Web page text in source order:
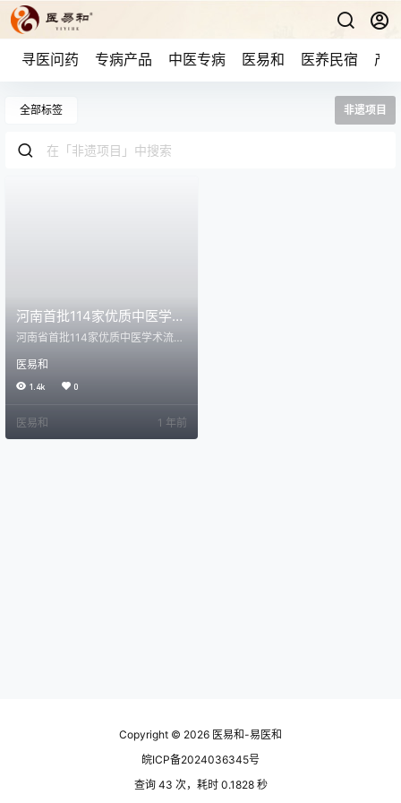
寻医问药 专病产品 中医专病 医易和 医养民宿 产
全部标签 非遗项目
河南首批114家优质中医学术
流派
河南省首批114家优质中医学术流派
中医学术流派摸底调查工作，经过
遴选，最终确定了114家首批中医学
流派 河南中医药大学第一附属医院
丁 樱 02 河南崔氏疮疡外科学术流
医易和
1.4k 0
医易和 1 年前
Copyright © 2026 医易和-易医和
皖ICP备2024036345号
查询 43 次，耗时 0.1828 秒